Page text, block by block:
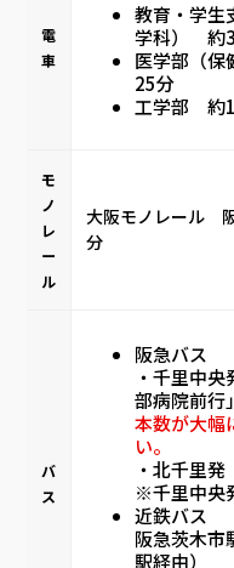
電
車
教育・学生
学科） 約
医学部（
25分
工学部 約
モ
ノ
レ
ー
ル
大阪モノレール
分
バ
ス
阪急バス
・千里中
部病院前
本数が大幅
い。
・北千里発
※千里中央
近鉄バス
阪急茨木市
駅経由）